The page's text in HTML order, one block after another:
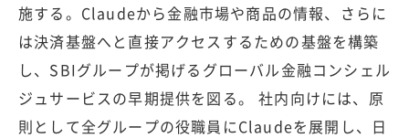
施する。Claudeから金融市場や商品の情報、さらに
は決済基盤へと直接アクセスするための基盤を構築
し、SBIグループが掲げるグローバル金融コンシェル
ジュサービスの早期提供を図る。 社内向けには、原
則として全グループの役職員にClaudeを展開し、日